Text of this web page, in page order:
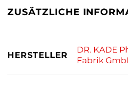
ZUSÄTZLICHE
HERSTELLER
DR. KADE
Fabrik